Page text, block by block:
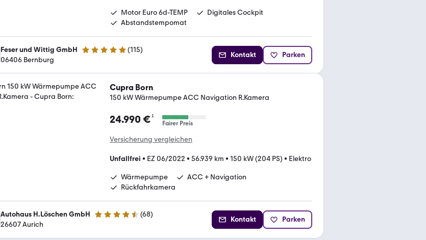
Motor Euro 6d-TEMP
Digitales Cockpit
Abstandstempomat
Feser und Wittig GmbH 4.9 Sterne (115)
06406 Bernburg
Kontakt Parken
Cupra Born
150 kW Wärmepumpe ACC Navigation R.Kamera
24.990 €¹
Fairer Preis
Versicherung vergleichen
Unfallfrei • EZ 06/2022 • 56.939 km • 150 kW (204 PS) • Elektro
Wärmepumpe
ACC + Navigation
Rückfahrkamera
Autohaus H.Löschen GmbH 4.7 Sterne (68)
26607 Aurich
Kontakt Parken